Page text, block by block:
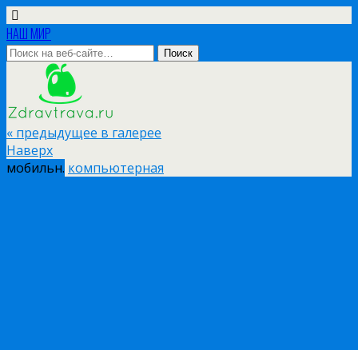
НАШ МИР
« предыдущее в галерее
Наверх
мобильн. компьютерная